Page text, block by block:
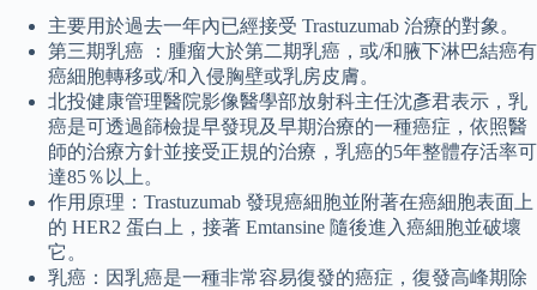
主要用於過去一年內已經接受 Trastuzumab 治療的對象。
第三期乳癌 ：腫瘤大於第二期乳癌，或/和腋下淋巴結癌有
癌細胞轉移或/和入侵胸壁或乳房皮膚。
北投健康管理醫院影像醫學部放射科主任沈彥君表示，乳
癌是可透過篩檢提早發現及早期治療的一種癌症，依照醫
師的治療方針並接受正規的治療，乳癌的5年整體存活率可
達85％以上。
作用原理：Trastuzumab 發現癌細胞並附著在癌細胞表面上
的 HER2 蛋白上，接著 Emtansine 隨後進入癌細胞並破壞
它。
乳癌：因乳癌是一種非常容易復發的癌症，復發高峰期除